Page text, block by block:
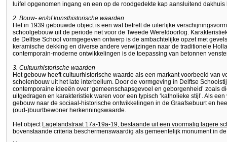
luifel opgenomen ingang en een op de roodgedekte kap aansluitend
2. Bouw- en/of kunsthistorische waarden
Het in 1939 gebouwde object is een wat betreft de uiterlijke
schoolgebouw uit de periode net voor de Tweede Wereldoorlog.
de Delftse School vormgegeven ontwerp is de ambachtelijke opzet met
keramische dekking en diverse andere verwijzingen naar de traditionele
contemporain-moderne ontwikkelingen is de toepassing van betonnen
3. Cultuurhistorische waarden
Het gebouw heeft cultuurhistorische waarde als een markant voorbeeld van
scholenbouw uit het late interbellum. Door de vormgeving in Delftse
contemporaine ideeën over ‘gemeenschapsgevoel en geborgenheid’ zoals
uitgedragen en karakteristiek waren voor een typisch ‘katholieke stijl’. Als
gebouw naar de sociaal-historische ontwikkelingen in de Graafsebuurt en
(oud-)buurtbewoner herkenningswaarde.
Het object Lagelandstraat 17a-19a-19, bestaande uit een voormalig lagere
bovenstaande criteria beschermenswaardig als gemeentelijk monument in